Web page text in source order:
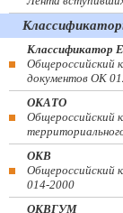
Классификатор
Общероссийский
документов ОК
ОКАТО
Общероссийский
ОКВ
Общероссийский
014-2000
ОКВГУМ